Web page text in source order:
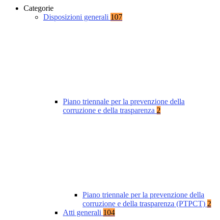
Categorie
Disposizioni generali 107
Piano triennale per la prevenzione della
corruzione e della trasparenza 2
Piano triennale per la prevenzione della
corruzione e della trasparenza (PTPCT) 2
Atti generali 104